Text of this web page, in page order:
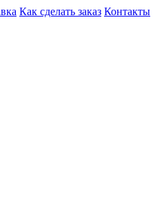
Как сделать заказ Контакты